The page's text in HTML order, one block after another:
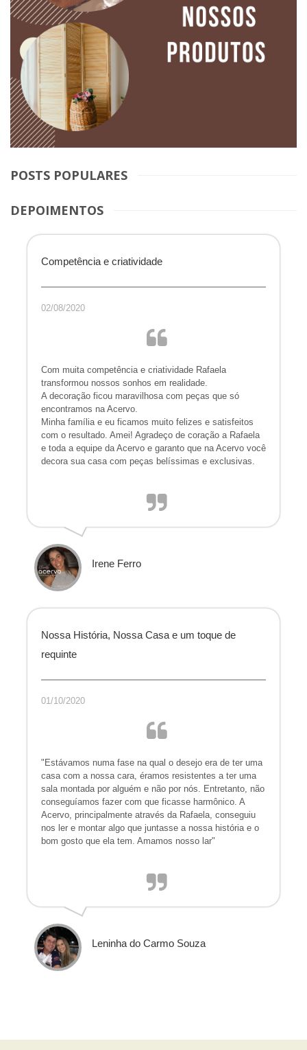
POSTS POPULARES
DEPOIMENTOS
Competência e criatividade
02/08/2020
Com muita competência e criatividade Rafaela
transformou nossos sonhos em realidade.
A decoração ficou maravilhosa com peças que só
encontramos na Acervo.
Minha família e eu ficamos muito felizes e satisfeitos
com o resultado. Amei! Agradeço de coração a Rafaela
e toda a equipe da Acervo e garanto que na Acervo você
decora sua casa com peças belíssimas e exclusivas.
Irene Ferro
Nossa História, Nossa Casa e um toque de
requinte
01/10/2020
"Estávamos numa fase na qual o desejo era de ter uma
casa com a nossa cara, éramos resistentes a ter uma
sala montada por alguém e não por nós. Entretanto, não
conseguíamos fazer com que ficasse harmônico. A
Acervo, principalmente através da Rafaela, conseguiu
nos ler e montar algo que juntasse a nossa história e o
bom gosto que ela tem. Amamos nosso lar"
Leninha do Carmo Souza